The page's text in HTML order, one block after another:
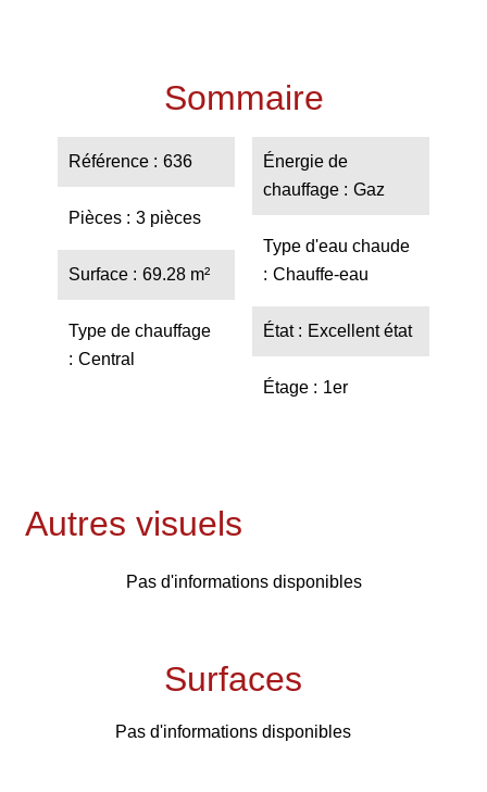
Sommaire
Référence 636
Pièces 3 pièces
Surface 69.28 m²
Type de chauffage
Central
Énergie de
chauffage
Gaz
Type d'eau chaude
Chauffe-eau
État Excellent état
Étage 1er
Autres visuels
Pas d'informations disponibles
Surfaces
Pas d'informations disponibles